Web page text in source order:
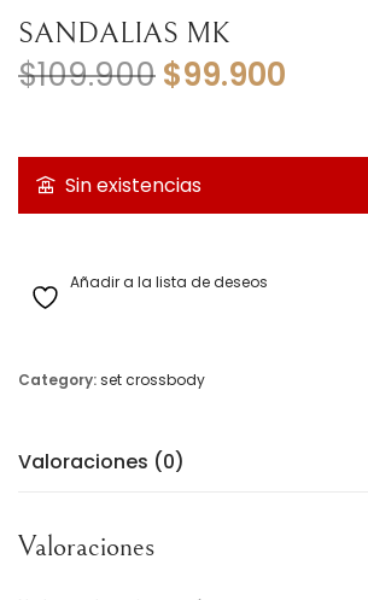
SANDALIAS MK
$109.900El precio
$99.900
Sin existencias
Añadir a la lista de deseos
Category:set crossbody
Valoraciones (0)
Valoraciones